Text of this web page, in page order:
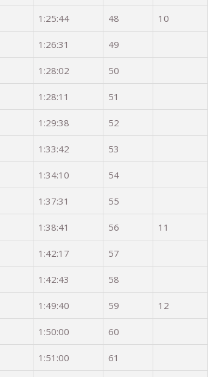
1:25:44 48 10
1:26:31 49
1:28:02 50
1:28:11 51
1:29:38 52
1:33:42 53
1:34:10 54
1:37:31 55
1:38:41 56 11
1:42:17 57
1:42:43 58
1:49:40 59 12
1:50:00 60
1:51:00 61